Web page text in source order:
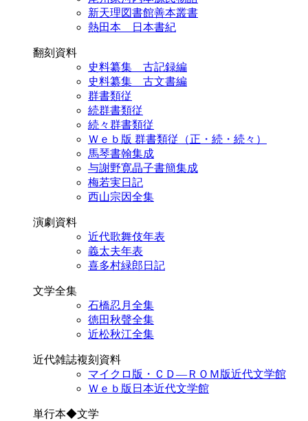
新天理図書館善本叢書
熱田本 日本書紀
翻刻資料
史料纂集 古記録編
史料纂集 古文書編
群書類従
続群書類従
続々群書類従
Ｗｅｂ版 群書類従（正・続・続々）
馬琴書翰集成
与謝野寛晶子書簡集成
梅若実日記
西山宗因全集
演劇資料
近代歌舞伎年表
義太夫年表
喜多村緑郎日記
文学全集
石橋忍月全集
徳田秋聲全集
近松秋江全集
近代雑誌複刻資料
マイクロ版・ＣＤ―ＲＯＭ版近代文学館
Ｗｅｂ版日本近代文学館
単行本◆文学